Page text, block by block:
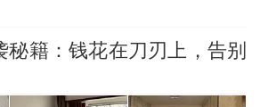
秘籍：钱花在刀刃上，告别